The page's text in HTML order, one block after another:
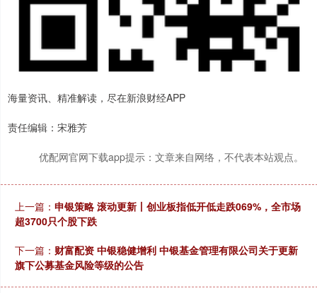
海量资讯、精准解读，尽在新浪财经APP
责任编辑：宋雅芳
优配网官网下载app提示：文章来自网络，不代表本站观点。
上一篇： 申银策略 滚动更新丨创业板指低开低走跌069%，全市场
超3700只个股下跌
下一篇： 财富配资 中银稳健增利 中银基金管理有限公司关于更新
旗下公募基金风险等级的公告